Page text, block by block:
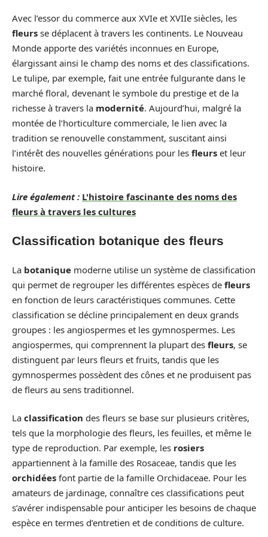
Avec l’essor du commerce aux XVIe et XVIIe siècles, les
fleurs se déplacent à travers les continents. Le Nouveau
Monde apporte des variétés inconnues en Europe,
élargissant ainsi le champ des noms et des classifications.
Le tulipe, par exemple, fait une entrée fulgurante dans le
marché floral, devenant le symbole du prestige et de la
richesse à travers la modernité. Aujourd’hui, malgré la
montée de l’horticulture commerciale, le lien avec la
tradition se renouvelle constamment, suscitant ainsi
l’intérêt des nouvelles générations pour les fleurs et leur
histoire.
Lire également : L'histoire fascinante des noms des
fleurs à travers les cultures
Classification botanique des fleurs
La botanique moderne utilise un système de classification
qui permet de regrouper les différentes espèces de fleurs
en fonction de leurs caractéristiques communes. Cette
classification se décline principalement en deux grands
groupes : les angiospermes et les gymnospermes. Les
angiospermes, qui comprennent la plupart des fleurs, se
distinguent par leurs fleurs et fruits, tandis que les
gymnospermes possèdent des cônes et ne produisent pas
de fleurs au sens traditionnel.
La classification des fleurs se base sur plusieurs critères,
tels que la morphologie des fleurs, les feuilles, et même le
type de reproduction. Par exemple, les rosiers
appartiennent à la famille des Rosaceae, tandis que les
orchidées font partie de la famille Orchidaceae. Pour les
amateurs de jardinage, connaître ces classifications peut
s’avérer indispensable pour anticiper les besoins de chaque
espèce en termes d’entretien et de conditions de culture.